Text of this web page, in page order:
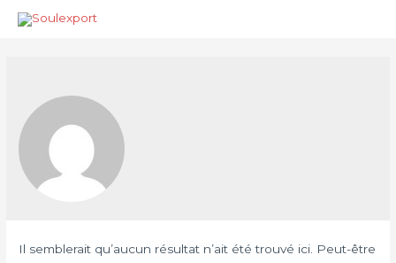
Il semblerait qu’aucun résultat n’ait été trouvé ici. Peut-être